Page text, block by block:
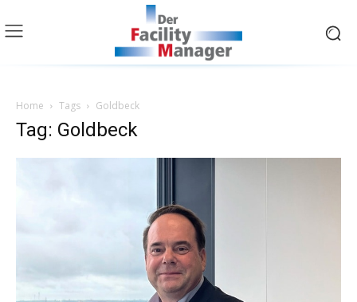
Home Tags Goldbeck
Tag: Goldbeck